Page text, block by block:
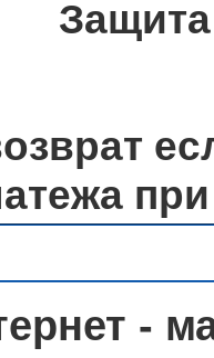
-